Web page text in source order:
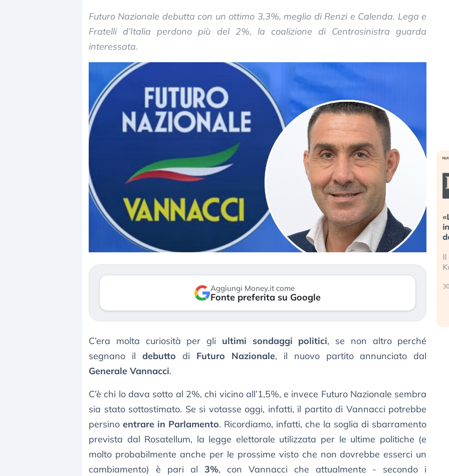
Futuro Nazionale debutta con un ottimo 3,3%, meglio di Renzi e Calenda. Lega e
Fratelli d’Italia perdono più del 2%, la coalizione di Centrosinistra guarda
interessata.
Aggiungi Money.it come
Fonte preferita su Google
C’era molta curiosità per gli ultimi sondaggi politici, se non altro perché
segnano il debutto di Futuro Nazionale, il nuovo partito annunciato dal
Generale Vannacci.
C’è chi lo dava sotto al 2%, chi vicino all’1,5%, e invece Futuro Nazionale sembra
sia stato sottostimato. Se si votasse oggi, infatti, il partito di Vannacci potrebbe
persinoentrare in Parlamento. Ricordiamo, infatti, che la soglia di sbarramento
prevista dal Rosatellum, la legge elettorale utilizzata per le ultime politiche (e
molto probabilmente anche per le prossime visto che non dovrebbe esserci un
cambiamento) è pari al 3%, con Vannacci che attualmente - secondo i
Dalle valutazioni estreme alla
correzione. Cosa sta guidando il
mostrando segni di stanchezza
verso le (…)
«La mia vita è rovinata». Investitori
in preda al panico dopo lo scoppio
della bolla AI
Kospi, mentre gli investitori retail (…)